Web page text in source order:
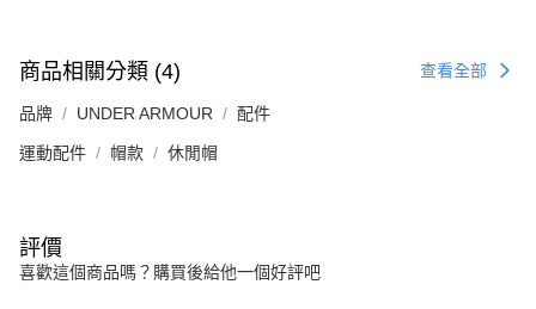
商品相關分類 (4) 查看全部
品牌 UNDER ARMOUR 配件
運動配件 帽款 休閒帽
評價
喜歡這個商品嗎？購買後給他一個好評吧